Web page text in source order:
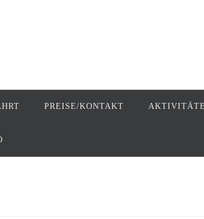
PREISE/KONTAKT